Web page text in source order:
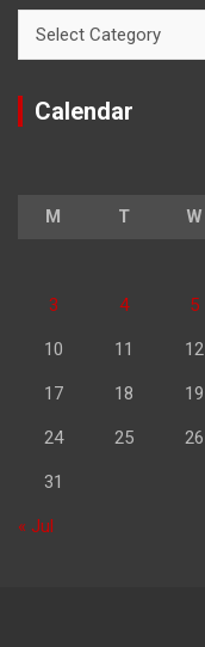
Calendar
M T W
3 4 5
10 11 12
17 18 19
24 25 26
31
« Jul